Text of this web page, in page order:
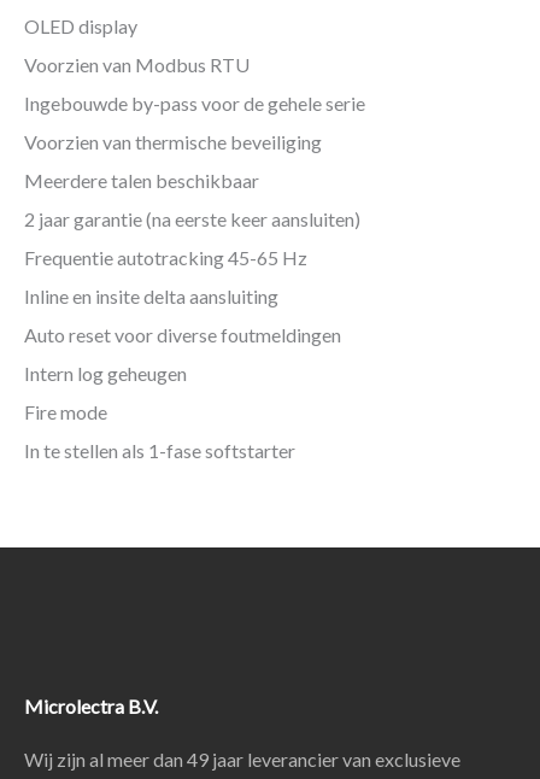
OLED display
Voorzien van Modbus RTU
Ingebouwde by-pass voor de gehele serie
Voorzien van thermische beveiliging
Meerdere talen beschikbaar
2 jaar garantie (na eerste keer aansluiten)
Frequentie autotracking 45-65 Hz
Inline en insite delta aansluiting
Auto reset voor diverse foutmeldingen
Intern log geheugen
Fire mode
In te stellen als 1-fase softstarter
Microlectra B.V.
Wij zijn al meer dan 49 jaar leverancier van exclusieve